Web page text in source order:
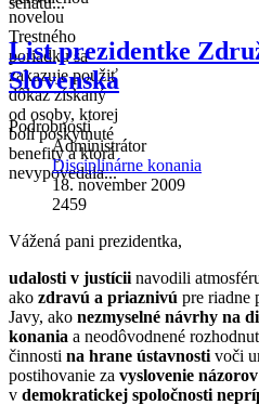
novelou
Trestného
poriadku sa
zakazuje použiť
dôkaz získaný
od osoby, ktorej
boli poskytnuté
benefity a ktorá
nevypovedala...
List prezidentke
Slovenska
Podrobnosti
Administrátor
Disciplinárne konania
18. november 2009
2459
Vážená pani prezidentka,
udalosti v justícii navodili
ako zdravú a priaznivú pre riadne
Javy, ako nezmyselné návrhy na
konania a neodôvodnené
činnosti na hrane ústavnosti voči
postihovanie za vyslovenie názorov
v demokratickej spoločnosti